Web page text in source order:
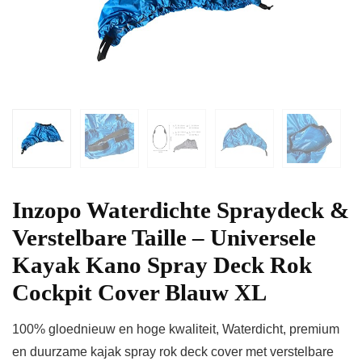
Inzopo Waterdichte Spraydeck &
Verstelbare Taille – Universele
Kayak Kano Spray Deck Rok
Cockpit Cover Blauw XL
100% gloednieuw en hoge kwaliteit, Waterdicht, premium
en duurzame kajak spray rok deck cover met verstelbare